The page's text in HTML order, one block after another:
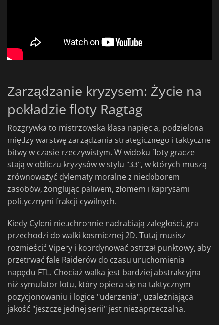
Zarządzanie kryzysem: Życie na
pokładzie floty Ragtag
Rozgrywka to mistrzowska klasa napięcia, podzielona
między warstwę zarządzania strategicznego i taktyczne
bitwy w czasie rzeczywistym. W widoku floty gracze
stają w obliczu kryzysów w stylu "33", w których muszą
zrównoważyć dylematy moralne z niedoborem
zasobów, żonglując paliwem, złomem i kaprysami
politycznymi frakcji cywilnych.
Kiedy Cyloni nieuchronnie nadrabiają zaległości, gra
przechodzi do walki kosmicznej 2D. Tutaj musisz
rozmieścić Vipery i koordynować ostrzał punktowy, aby
przetrwać fale Raiderów do czasu uruchomienia
napędu FTL. Chociaż walka jest bardziej abstrakcyjna
niż symulator lotu, który opiera się na taktycznym
pozycjonowaniu i logice "uderzenia", uzależniająca
jakość "jeszcze jednej serii" jest niezaprzeczalna.